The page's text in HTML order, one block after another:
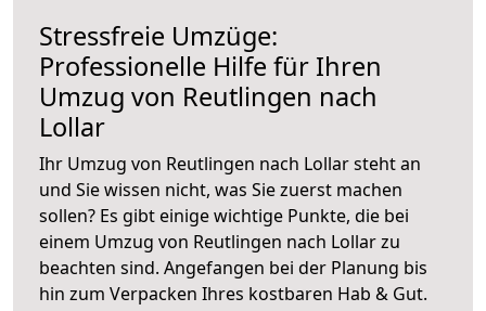
Stressfreie Umzüge:
Professionelle Hilfe für Ihren
Umzug von Reutlingen nach
Lollar
Ihr Umzug von Reutlingen nach Lollar steht an
und Sie wissen nicht, was Sie zuerst machen
sollen? Es gibt einige wichtige Punkte, die bei
einem Umzug von Reutlingen nach Lollar zu
beachten sind. Angefangen bei der Planung bis
hin zum Verpacken Ihres kostbaren Hab & Gut.